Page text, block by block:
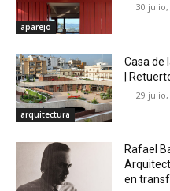
aparejo
30 julio,
arquitectura
Casa de
|
29 julio,
Rafael
en